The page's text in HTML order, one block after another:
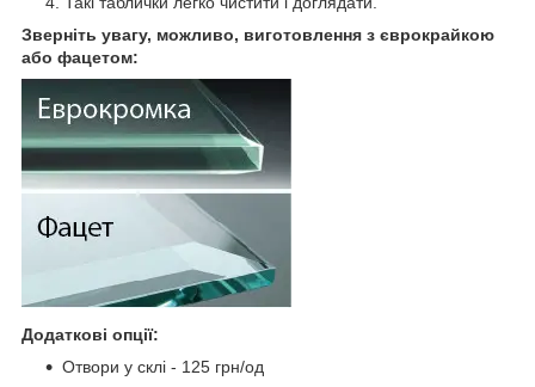
Зверніть увагу, можливо, виготовлення з єврокрайкою
або фацетом:
Додаткові опції:
Отвори у склі - 125 грн/од